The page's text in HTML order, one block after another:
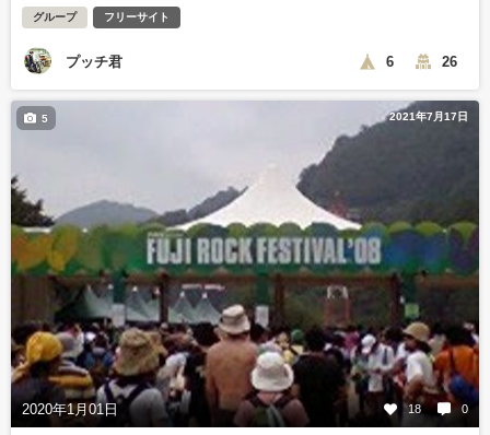
グループ フリーサイト
プッチ君 6 26
2021年7月17日
2020年1月01日 18 0
5